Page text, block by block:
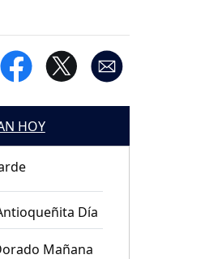
HOY
Día
Mañana